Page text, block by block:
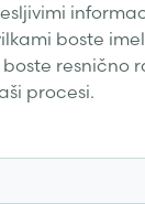
boste
resnično
procesi.